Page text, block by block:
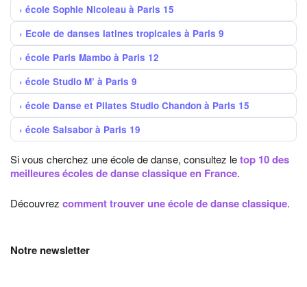
école Sophie Nicoleau à Paris 15
Ecole de danses latines tropicales à Paris 9
école Paris Mambo à Paris 12
école Studio M’ à Paris 9
école Danse et Pilates Studio Chandon à Paris 15
école Salsabor à Paris 19
Si vous cherchez une école de danse, consultez letop 10 des
meilleures écoles de danse classique en France.
Découvrez comment trouver une école de danse classique.
Notre newsletter